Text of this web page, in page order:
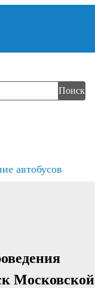
Поиск
автобусов
Московской